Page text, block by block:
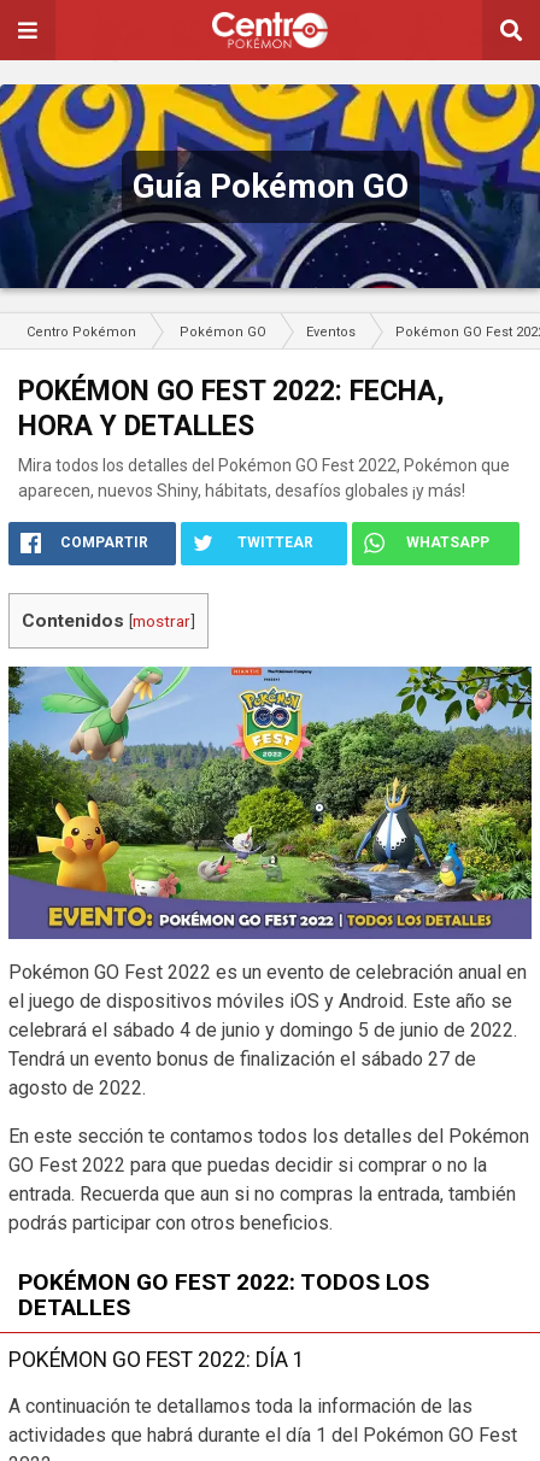
Guía Pokémon GO
Centro Pokémon Pokémon GO Eventos Pokémon GO Fest
POKÉMON GO FEST 2022: FECHA,
HORA Y DETALLES
Mira todos los detalles del Pokémon GO Fest 2022, Pokémon que
aparecen, nuevos Shiny, hábitats, desafíos globales ¡y más!
COMPARTIR TWITTEAR WHATSAPP
Contenidos [mostrar]
Pokémon GO Fest 2022 es un evento de celebración anual en
el juego de dispositivos móviles iOS y Android. Este año se
celebrará el sábado 4 de junio y domingo 5 de junio de 2022.
Tendrá un evento bonus de finalización el sábado 27 de
agosto de 2022.
En este sección te contamos todos los detalles del Pokémon
GO Fest 2022 para que puedas decidir si comprar o no la
entrada. Recuerda que aun si no compras la entrada, también
podrás participar con otros beneficios.
POKÉMON GO FEST 2022: TODOS LOS
DETALLES
POKÉMON GO FEST 2022: DÍA 1
A continuación te detallamos toda la información de las
actividades que habrá durante el día 1 del Pokémon GO Fest